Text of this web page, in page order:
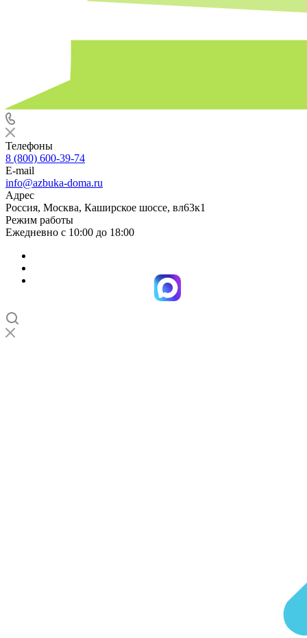
Телефоны
8 (800) 600-39-74
E-mail
info@azbuka-doma.ru
Адрес
Россия, Москва, Каширское шоссе, вл63к1
Режим работы
Ежедневно с 10:00 до 18:00